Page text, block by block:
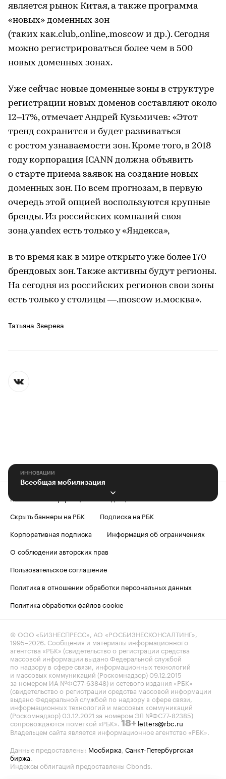
является рынок Китая, а также программа
«новых» доменных зон
(таких как.club,.online,.moscow и др.). Сегодня
можно регистрироваться более чем в 500
новых доменных зонах.
Уже сейчас новые доменные зоны в структуре
регистрации новых доменов составляют около
12–17%, отмечает Андрей Кузьмичев: «Этот
тренд сохранится и будет развиваться
с ростом узнаваемости зон. Кроме того, в 2018
году корпорация ICANN должна объявить
о старте приема заявок на создание новых
доменных зон. По всем прогнозам, в первую
очередь этой опцией воспользуются крупные
бренды. Из российских компаний своя
зона.yandex есть только у «Яндекса»,
в то время как в мире открыто уже более 170
брендовых зон. Также активны будут регионы.
На сегодня из российских регионов свои зоны
есть только у столицы —.moscow и.москва».
Татьяна Зверева
ИННОВАЦИИ
Всеобщая мобилизация
Контактная информация
Скрыть баннеры на РБК
Подписка на РБК
Корпоративная подписка
Информация об ограничениях
О соблюдении авторских прав
Пользовательское соглашение
Политика в отношении обработки персональных данных
Политика обработки файлов cookie
© ООО «БИЗНЕСПРЕСС», АО «РОСБИЗНЕСКОНСАЛТИНГ»,
1995–2026. Сообщения и материалы информационного
агентства «РБК» (свидетельство о регистрации средства
массовой информации выдано Федеральной службой
по надзору в сфере связи, информационных технологий
и массовых коммуникаций (Роскомнадзор) 09.12.2015
за номером ИА №ФС77-63848) и сетевого издания «РБК»
(свидетельство о регистрации средства массовой информации
выдано Федеральной службой по надзору в сфере связи,
информационных технологий и массовых коммуникаций
(Роскомнадзор) 03.12.2021 за номером ЭЛ №ФС77-82385)
сопровождаются пометкой «РБК». 18+ letters@rbc.ru
Владельцем сайта является информационное агентство «РБК».
Данные предоставлены: Мосбиржа, Санкт-Петербургская
биржа.
Индексы облигаций предоставлены Cbonds.